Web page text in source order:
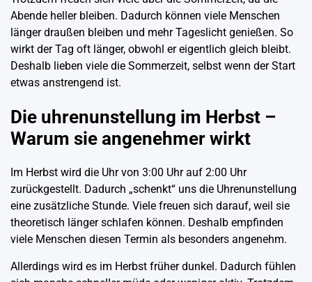
Abende heller bleiben. Dadurch können viele Menschen
länger draußen bleiben und mehr Tageslicht genießen. So
wirkt der Tag oft länger, obwohl er eigentlich gleich bleibt.
Deshalb lieben viele die Sommerzeit, selbst wenn der Start
etwas anstrengend ist.
Die uhrenunstellung im Herbst –
Warum sie angenehmer wirkt
Im Herbst wird die Uhr von 3:00 Uhr auf 2:00 Uhr
zurückgestellt. Dadurch „schenkt“ uns die Uhrenunstellung
eine zusätzliche Stunde. Viele freuen sich darauf, weil sie
theoretisch länger schlafen können. Deshalb empfinden
viele Menschen diesen Termin als besonders angenehm.
Allerdings wird es im Herbst früher dunkel. Dadurch fühlen